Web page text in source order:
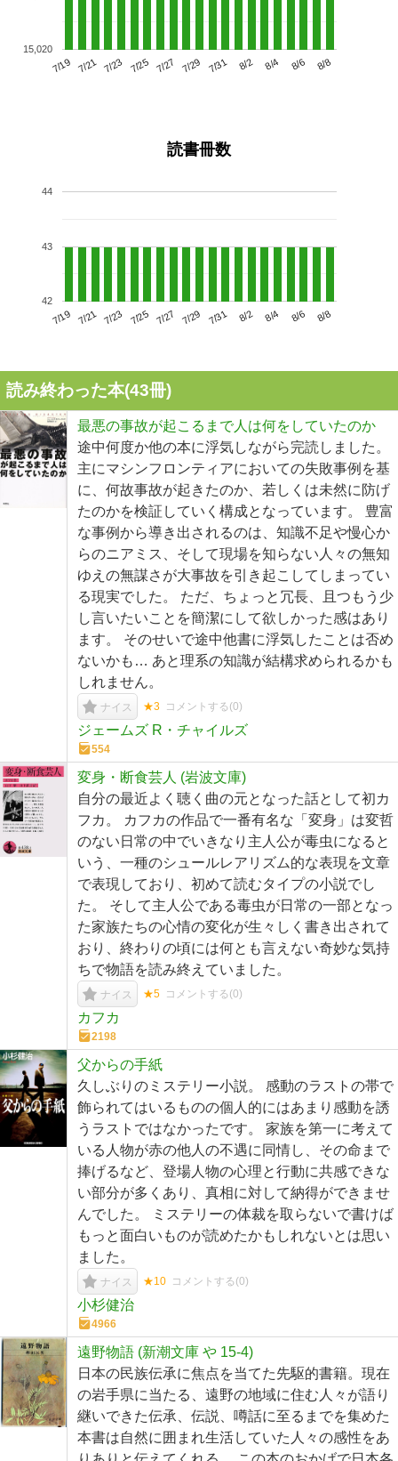
7/19 7/21 7/23 7/25 7/27 7/29 7/31 8/2 8/4 8/6 8/8
15,020
読書冊数
7/19 7/21 7/23 7/25 7/27 7/29 7/31 8/2 8/4 8/6 8/8
42
43
44
読み終わった本(43冊)
最悪の事故が起こるまで人は何をしていたのか
途中何度か他の本に浮気しながら完読しました。
主にマシンフロンティアにおいての失敗事例を基
に、何故事故が起きたのか、若しくは未然に防げ
たのかを検証していく構成となっています。 豊富
な事例から導き出されるのは、知識不足や慢心か
らのニアミス、そして現場を知らない人々の無知
ゆえの無謀さが大事故を引き起こしてしまってい
る現実でした。 ただ、ちょっと冗長、且つもう少
し言いたいことを簡潔にして欲しかった感はあり
ます。 そのせいで途中他書に浮気したことは否め
ないかも… あと理系の知識が結構求められるかも
しれません。
ナイス ★3 コメントする(0)
ジェームズ R・チャイルズ
554
変身・断食芸人 (岩波文庫)
自分の最近よく聴く曲の元となった話として初カ
フカ。 カフカの作品で一番有名な「変身」は変哲
のない日常の中でいきなり主人公が毒虫になると
いう、一種のシュールレアリズム的な表現を文章
で表現しており、初めて読むタイプの小説でし
た。 そして主人公である毒虫が日常の一部となっ
た家族たちの心情の変化が生々しく書き出されて
おり、終わりの頃には何とも言えない奇妙な気持
ちで物語を読み終えていました。
ナイス ★5 コメントする(0)
カフカ
2198
父からの手紙
久しぶりのミステリー小説。 感動のラストの帯で
飾られてはいるものの個人的にはあまり感動を誘
うラストではなかったです。 家族を第一に考えて
いる人物が赤の他人の不遇に同情し、その命まで
捧げるなど、登場人物の心理と行動に共感できな
い部分が多くあり、真相に対して納得ができませ
んでした。 ミステリーの体裁を取らないで書けば
もっと面白いものが読めたかもしれないとは思い
ました。
ナイス ★10 コメントする(0)
小杉健治
4966
遠野物語 (新潮文庫 や 15-4)
日本の民族伝承に焦点を当てた先駆的書籍。現在
の岩手県に当たる、遠野の地域に住む人々が語り
継いできた伝承、伝説、噂話に至るまでを集めた
本書は自然に囲まれ生活していた人々の感性をあ